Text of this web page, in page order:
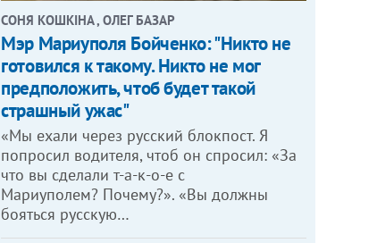
СОНЯ КОШКІНА , ОЛЕГ БАЗАР
Мэр Мариуполя Бойченко: "Никто не
готовился к такому. Никто не мог
предположить, чтоб будет такой
страшный ужас"
«Мы ехали через русский блокпост. Я
попросил водителя, чтоб он спросил: «За
что вы сделали т-а-к-о-е с
Мариуполем? Почему?». «Вы должны
бояться русскую…